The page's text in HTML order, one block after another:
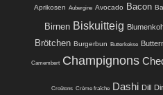
Aprikosen Aubergine Avocado Bacon
Birnen Biskuitteig
Brötchen Burgerbun Butterkekse
Camembert Champignons
Croûtons Crème fraîche Dashi Dill